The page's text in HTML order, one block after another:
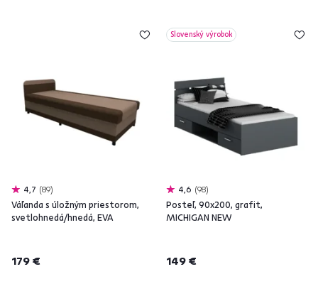
4,7 89
Váľanda s úložným priestorom,
svetlohnedá/hnedá, EVA
179 €
Slovenský výrobok
4,6 98
Posteľ, 90x200, grafit,
MICHIGAN NEW
149 €